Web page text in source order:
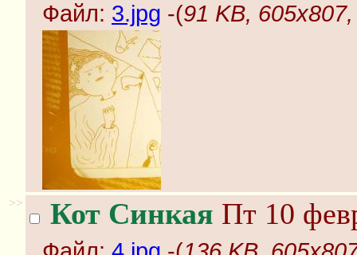
Файл: 3.jpg -(91 KB,
>> Кот Синкая Пт 10